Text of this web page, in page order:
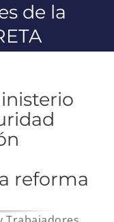
de la
reforma